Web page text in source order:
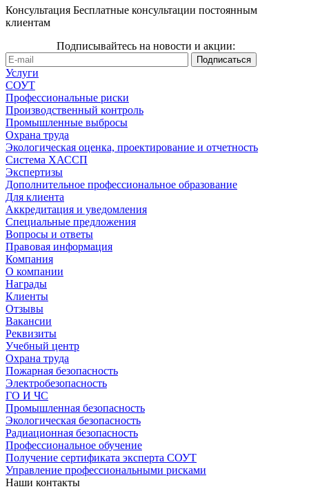
Консультация Бесплатные консультации постоянным
клиентам
Подписывайтесь на новости и акции:
Услуги
СОУТ
Профессиональные риски
Производственный контроль
Промышленные выбросы
Охрана труда
Экологическая оценка, проектирование и отчетность
Система ХАССП
Экспертизы
Дополнительное профессиональное образование
Для клиента
Аккредитация и уведомления
Специальные предложения
Вопросы и ответы
Правовая информация
Компания
О компании
Награды
Клиенты
Отзывы
Вакансии
Реквизиты
Учебный центр
Охрана труда
Пожарная безопасность
Электробезопасность
ГО И ЧС
Промышленная безопасность
Экологическая безопасность
Радиационная безопасность
Профессиональное обучение
Получение сертификата эксперта СОУТ
Управление профессиональными рисками
Наши контакты